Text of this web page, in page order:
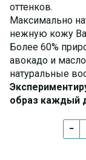
оттенков.
Максимально
нежную кожу
Более 60%
авокадо и
натуральные
образ каждый